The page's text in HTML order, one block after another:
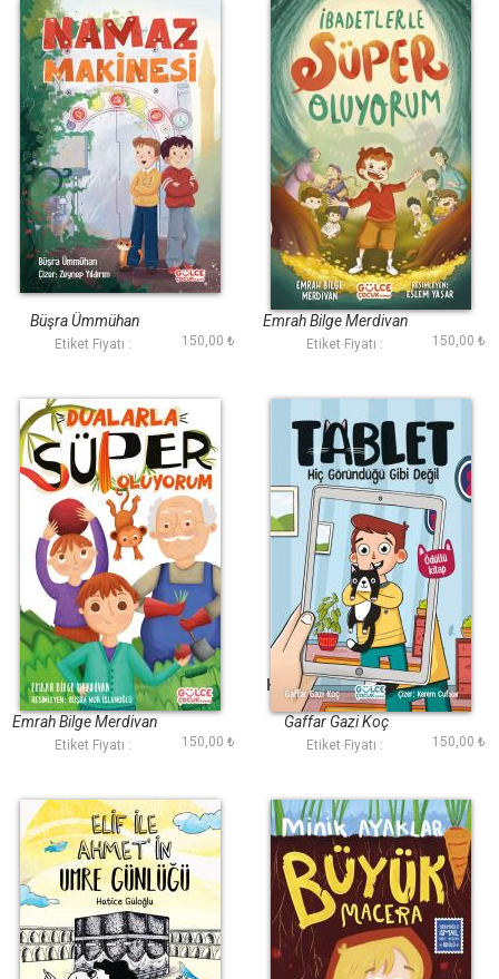
Namaz Makinesi
Büşra Ümmühan
Etiket Fiyatı : 150,00 ₺
İbadetlerle Süper
Oluyorum
Emrah Bilge Merdivan
Etiket Fiyatı : 150,00 ₺
Dualarla Süper
Oluyorum
Emrah Bilge Merdivan
Etiket Fiyatı : 150,00 ₺
Hiç Göründüğü Gibi
Değil Tablet
Gaffar Gazi Koç
Etiket Fiyatı : 150,00 ₺